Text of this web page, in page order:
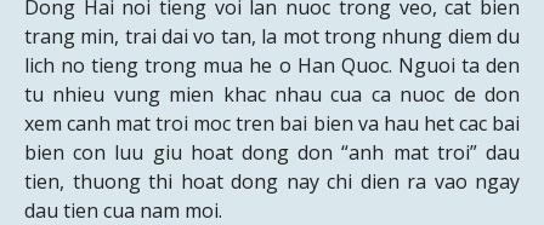
Dong Hai noi tieng voi lan nuoc trong veo, cat bien
trang min, trai dai vo tan, la mot trong nhung diem du
lich no tieng trong mua he o Han Quoc. Nguoi ta den
tu nhieu vung mien khac nhau cua ca nuoc de don
xem canh mat troi moc tren bai bien va hau het cac bai
bien con luu giu hoat dong don “anh mat troi” dau
tien, thuong thi hoat dong nay chi dien ra vao ngay
dau tien cua nam moi.